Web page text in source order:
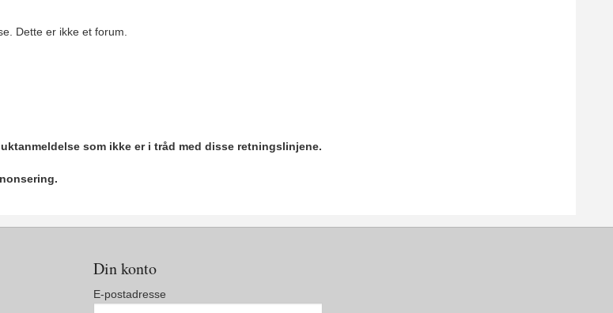
Dette er ikke et forum.
som ikke er i tråd med disse retningslinjene.
Din konto
E-postadresse